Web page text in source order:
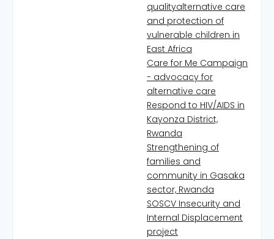
qualityalternative care
and protection of
vulnerable children in
East Africa
Care for Me Campaign
- advocacy for
alternative care
Respond to HIV/AIDS in
Kayonza District,
Rwanda
Strengthening of
families and
community in Gasaka
sector, Rwanda
SOSCV Insecurity and
Internal Displacement
project